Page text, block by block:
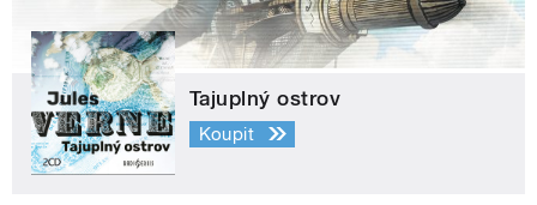
Tajuplný ostrov
Koupit